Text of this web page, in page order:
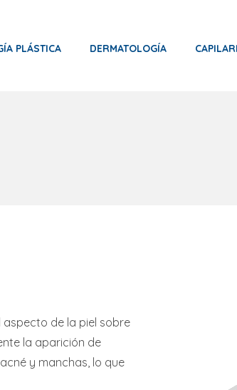
PLÁSTICA DERMATOLOGÍA
aspecto de la piel sobre
la aparición de
y manchas, lo que